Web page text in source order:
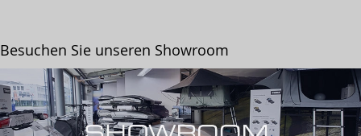
Besuchen Sie unseren Showroom